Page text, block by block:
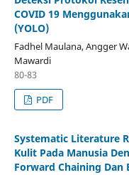
COVID 19
(YOLO)
Fadhel Maulana, Angger
Mawardi
80-83
PDF
Systematic Literature
Kulit Pada Manusia
Forward Chaining Dan